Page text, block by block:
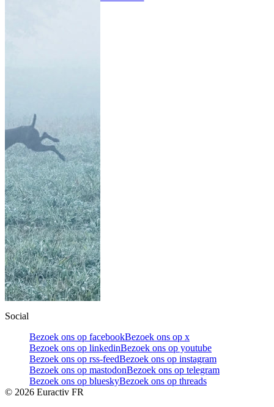
Social
Bezoek ons op facebookBezoek ons op x
Bezoek ons op linkedinBezoek ons op youtube
Bezoek ons op rss-feedBezoek ons op instagram
Bezoek ons op mastodonBezoek ons op telegram
Bezoek ons op blueskyBezoek ons op threads
© 2026 Euractiv FR